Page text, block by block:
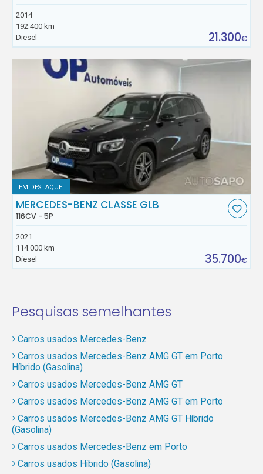
2014
192.400 km
Diesel
21.300€
EM DESTAQUE
MERCEDES-BENZ CLASSE GLB
116CV - 5P
2021
114.000 km
Diesel
35.700€
Pesquisas semelhantes
Carros usados Mercedes-Benz
Carros usados Mercedes-Benz AMG GT em Porto
Híbrido (Gasolina)
Carros usados Mercedes-Benz AMG GT
Carros usados Mercedes-Benz AMG GT em Porto
Carros usados Mercedes-Benz AMG GT Híbrido
(Gasolina)
Carros usados Mercedes-Benz em Porto
Carros usados Híbrido (Gasolina)